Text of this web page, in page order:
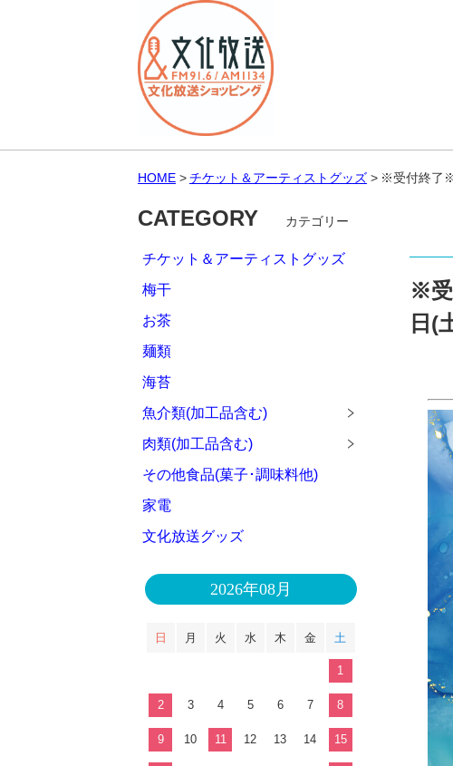
HOME チケット＆アーティストグッズ ※受付終了
※受
日(
CATEGORY カテゴリー
チケット＆アーティストグッズ
梅干
お茶
麺類
海苔
魚介類(加工品含む)
肉類(加工品含む)
その他食品(菓子･調味料他)
家電
文化放送グッズ
2026年08月
日 月 火 水 木 金 土
1
2 3 4 5 6 7 8
9 10 11 12 13 14 15